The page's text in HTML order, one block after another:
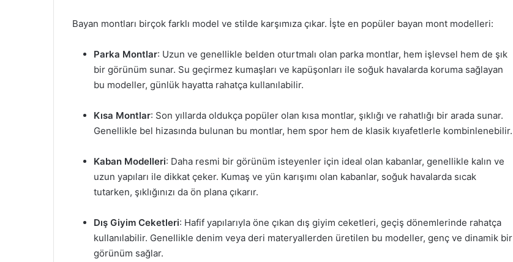
Bayan montları birçok farklı model ve stilde karşımıza çıkar. İşte en popüler bayan mont modelleri:
Parka Montlar: Uzun ve genellikle belden oturtmalı olan parka montlar, hem işlevsel hem de şık
bir görünüm sunar. Su geçirmez kumaşları ve kapüşonları ile soğuk havalarda koruma sağlayan
bu modeller, günlük hayatta rahatça kullanılabilir.
Kısa Montlar: Son yıllarda oldukça popüler olan kısa montlar, şıklığı ve rahatlığı bir arada sunar.
Genellikle bel hizasında bulunan bu montlar, hem spor hem de klasik kıyafetlerle kombinlenebilir.
Kaban Modelleri: Daha resmi bir görünüm isteyenler için ideal olan kabanlar, genellikle kalın ve
uzun yapıları ile dikkat çeker. Kumaş ve yün karışımı olan kabanlar, soğuk havalarda sıcak
tutarken, şıklığınızı da ön plana çıkarır.
Dış Giyim Ceketleri: Hafif yapılarıyla öne çıkan dış giyim ceketleri, geçiş dönemlerinde rahatça
kullanılabilir. Genellikle denim veya deri materyallerden üretilen bu modeller, genç ve dinamik bir
görünüm sağlar.